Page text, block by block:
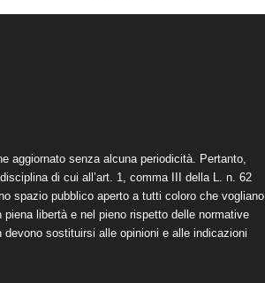
aggiornato senza alcuna periodicità. Pertanto,
di cui all’art. 1, comma III della L. n. 62
spazio pubblico aperto a tutti coloro che vogliano
libertà e nel pieno rispetto delle normative
sostituirsi alle opinioni e alle indicazioni